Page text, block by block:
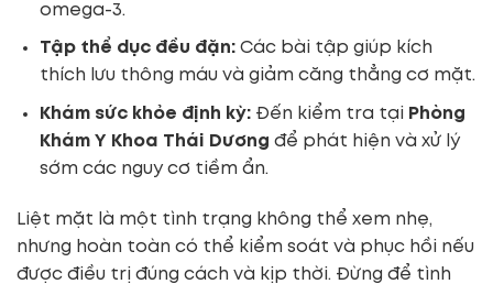
omega-3.
Tập thể dục đều đặn:Các bài tập giúp kích
thích lưu thông máu và giảm căng thẳng cơ mặt.
Khám sức khỏe định kỳ:Đến kiểm tra tại Phòng
Khám Y Khoa Thái Dương để phát hiện và xử lý
sớm các nguy cơ tiềm ẩn.
Liệt mặt là một tình trạng không thể xem nhẹ,
nhưng hoàn toàn có thể kiểm soát và phục hồi nếu
được điều trị đúng cách và kịp thời. Đừng để tình